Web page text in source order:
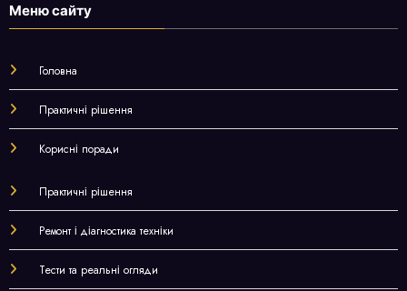
Меню сайту
Головна
Практичні рішення
Корисні поради
Практичні рішення
Ремонт і діагностика техніки
Тести та реальні огляди